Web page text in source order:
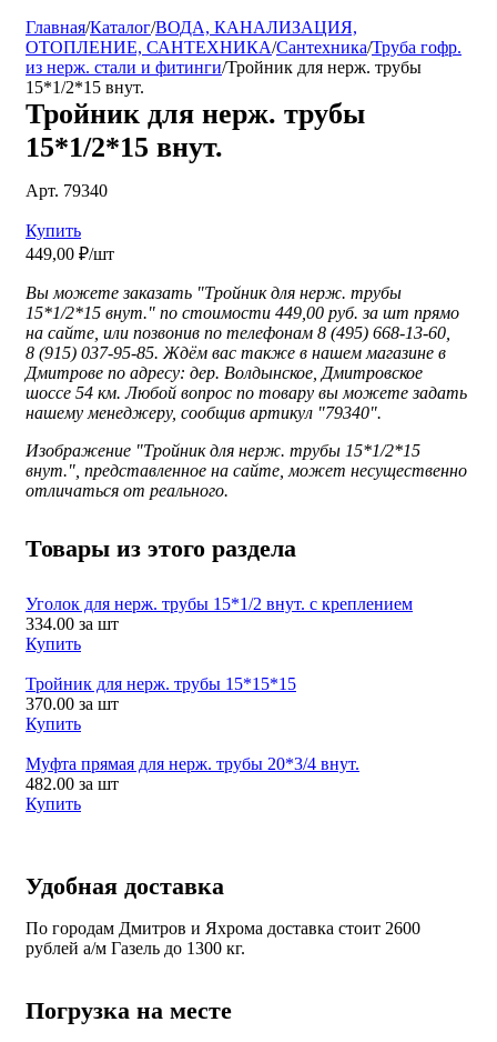
Главная/Каталог/ВОДА, КАНАЛИЗАЦИЯ,
ОТОПЛЕНИЕ, САНТЕХНИКА/Сантехника/Труба гофр.
из нерж. стали и фитинги/Тройник для нерж. трубы
15*1/2*15 внут.
Тройник для нерж. трубы
15*1/2*15 внут.
Арт. 79340
Купить
449,00 ₽/шт
Вы можете заказать "Тройник для нерж. трубы
15*1/2*15 внут." по стоимости 449,00 руб. за шт прямо
на сайте, или позвонив по телефонам 8 (495) 668-13-60,
8 (915) 037-95-85. Ждём вас также в нашем магазине в
Дмитрове по адресу: дер. Волдынское, Дмитровское
шоссе 54 км. Любой вопрос по товару вы можете задать
нашему менеджеру, сообщив артикул "79340".
Изображение "Тройник для нерж. трубы 15*1/2*15
внут.", представленное на сайте, может несущественно
отличаться от реального.
Товары из этого раздела
Уголок для нерж. трубы 15*1/2 внут. с креплением
334.00 за шт
Купить
Тройник для нерж. трубы 15*15*15
370.00 за шт
Купить
Муфта прямая для нерж. трубы 20*3/4 внут.
482.00 за шт
Купить
Удобная доставка
По городам Дмитров и Яхрома доставка стоит 2600
рублей а/м Газель до 1300 кг.
Погрузка на месте